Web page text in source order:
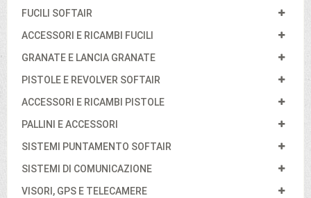
FUCILI SOFTAIR
ACCESSORI E RICAMBI FUCILI
GRANATE E LANCIA GRANATE
PISTOLE E REVOLVER SOFTAIR
ACCESSORI E RICAMBI PISTOLE
PALLINI E ACCESSORI
SISTEMI PUNTAMENTO SOFTAIR
SISTEMI DI COMUNICAZIONE
VISORI, GPS E TELECAMERE